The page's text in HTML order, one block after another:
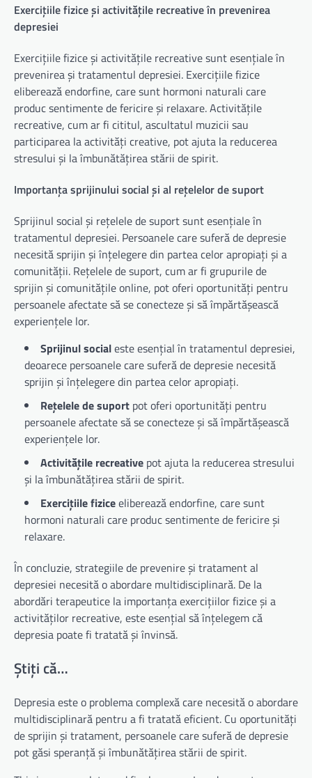
Exercițiile fizice și activitățile recreative în prevenirea
depresiei
Exercițiile fizice și activitățile recreative sunt esențiale în
prevenirea și tratamentul depresiei. Exercițiile fizice
eliberează endorfine, care sunt hormoni naturali care
produc sentimente de fericire și relaxare. Activitățile
recreative, cum ar fi cititul, ascultatul muzicii sau
participarea la activități creative, pot ajuta la reducerea
stresului și la îmbunătățirea stării de spirit.
Importanța sprijinului social și al rețelelor de suport
Sprijinul social și rețelele de suport sunt esențiale în
tratamentul depresiei. Persoanele care suferă de depresie
necesită sprijin și înțelegere din partea celor apropiați și a
comunității. Rețelele de suport, cum ar fi grupurile de
sprijin și comunitățile online, pot oferi oportunități pentru
persoanele afectate să se conecteze și să împărtășească
experiențele lor.
Sprijinul socialeste esențial în tratamentul depresiei,
deoarece persoanele care suferă de depresie necesită
sprijin și înțelegere din partea celor apropiați.
Rețelele de suport pot oferi oportunități pentru
persoanele afectate să se conecteze și să împărtășească
experiențele lor.
Activitățile recreative pot ajuta la reducerea stresului
și la îmbunătățirea stării de spirit.
Exercițiile fiziceeliberează endorfine, care sunt
hormoni naturali care produc sentimente de fericire și
relaxare.
În concluzie, strategiile de prevenire și tratament al
depresiei necesită o abordare multidisciplinară. De la
abordări terapeutice la importanța exercițiilor fizice și a
activităților recreative, este esențial să înțelegem că
depresia poate fi tratată și învinsă.
Știți că…
Depresia este o problema complexă care necesită o abordare
multidisciplinară pentru a fi tratată eficient. Cu oportunități
de sprijin și tratament, persoanele care suferă de depresie
pot găsi speranță și îmbunătățirea stării de spirit.